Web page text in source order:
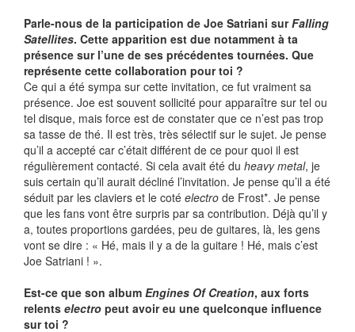
Parle-nous de la participation de Joe Satriani surFalling
Satellites. Cette apparition est due notamment à ta
présence sur l’une de ses précédentes tournées. Que
représente cette collaboration pour toi ?
Ce qui a été sympa sur cette invitation, ce fut vraiment sa
présence. Joe est souvent sollicité pour apparaître sur tel ou
tel disque, mais force est de constater que ce n’est pas trop
sa tasse de thé. Il est très, très sélectif sur le sujet. Je pense
qu’il a accepté car c’était différent de ce pour quoi il est
régulièrement contacté. Si cela avait été du heavy metal, je
suis certain qu’il aurait décliné l’invitation. Je pense qu’il a été
séduit par les claviers et le coté electro de Frost*. Je pense
que les fans vont être surpris par sa contribution. Déjà qu’il y
a, toutes proportions gardées, peu de guitares, là, les gens
vont se dire : « Hé, mais il y a de la guitare ! Hé, mais c’est
Joe Satriani ! ».
Est-ce que son album Engines Of Creation, aux forts
relents electro peut avoir eu une quelconque influence
sur toi ?